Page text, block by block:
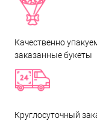
Качественно
заказанные букеты
Круглосуточный